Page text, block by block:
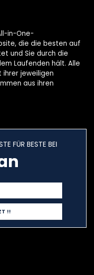
in-One-
die die besten auf
und Sie durch die
Laufenden hält. Alle
ihrer jeweiligen
aus ihren
FÜR BESTE BEI